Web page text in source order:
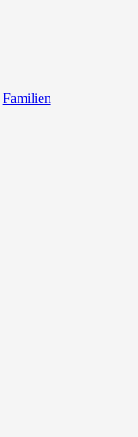
Familien